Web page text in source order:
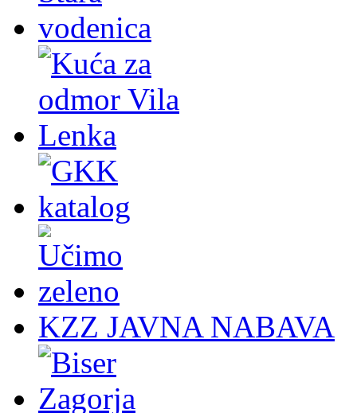
KZZ JAVNA NABAVA